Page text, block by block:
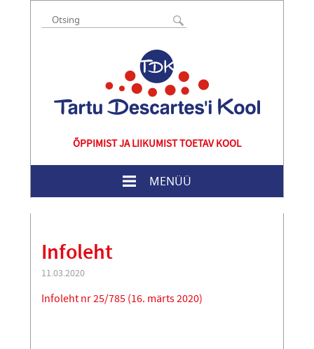
ÕPPIMIST JA LIIKUMIST TOETAV KOOL
MENÜÜ
Infoleht
11.03.2020
Infoleht nr 25/785 (16. märts 2020)